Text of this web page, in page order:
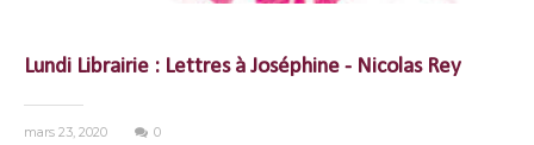
Lundi Librairie : Lettres à Joséphine - Nicolas Rey
mars 23, 2020 0